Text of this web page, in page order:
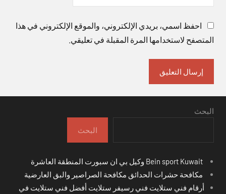
احفظ اسمي، بريدي الإلكتروني، والموقع الإلكتروني في هذا
المتصفح لاستخدامها المرة المقبلة في تعليقي.
البحث
البحث
مكافحة حشرات الحدائق مكافحة الصراصير والبق العارضية
أرقام فني ستلايت فني رسيفر ستلايت أفضل فني ستلايت في